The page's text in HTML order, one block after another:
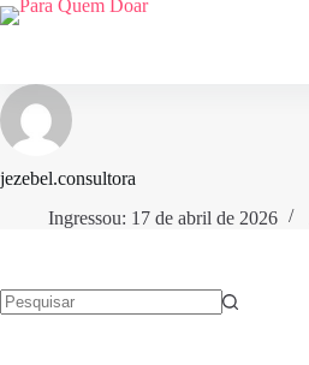
Pular
para
jezebel.consultora
Ingressou: 17 de abril de 2026